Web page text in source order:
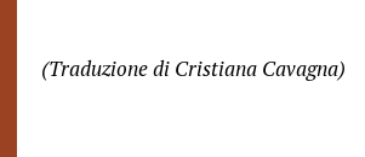
(Traduzione di Cristiana Cavagna)